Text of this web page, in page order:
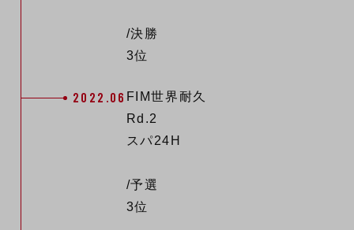
/決勝
3位
2022.06 FIM世界耐久
Rd.2
スパ24H
/予選
3位